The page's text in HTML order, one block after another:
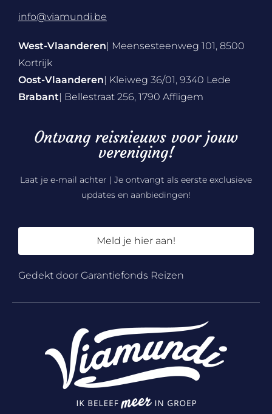
info@viamundi.be
West-Vlaanderen| Meensesteenweg 101, 8500
Kortrijk
Oost-Vlaanderen| Kleiweg 36/01, 9340 Lede
Brabant| Bellestraat 256, 1790 Affligem
Ontvang reisnieuws voor jouw
vereniging!
Laat je e-mail achter | Je ontvangt als eerste exclusieve
updates en aanbiedingen!
Meld je hier aan!
Gedekt door Garantiefonds Reizen